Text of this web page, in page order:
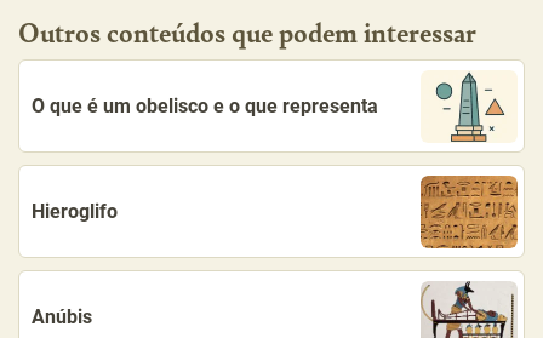
Outros conteúdos que podem interessar
O que é um obelisco e o que representa
Hieroglifo
Anúbis